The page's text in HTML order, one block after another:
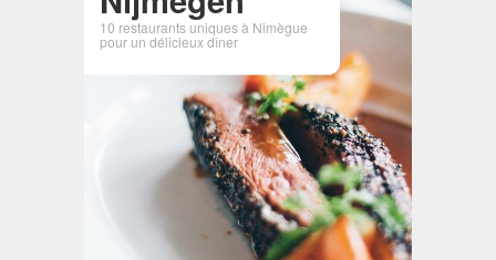
10 restaurants uniques à Nimègue
pour un délicieux dîner